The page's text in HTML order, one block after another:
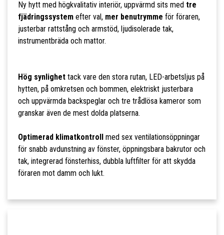
Ny hytt med högkvalitativ interiör, uppvärmd sits med tre
fjädringssystemefter val, mer benutrymme för föraren,
justerbar rattstång och armstöd, ljudisolerade tak,
instrumentbräda och mattor.
Hög synlighettack vare den stora rutan, LED-arbetsljus på
hytten, på omkretsen och bommen, elektriskt justerbara
och uppvärmda backspeglar och tre trådlösa kameror som
granskar även de mest dolda platserna.
Optimerad klimatkontroll
med sex ventilationsöppningar
för snabb avdunstning av fönster, öppningsbara bakrutor och
tak, integrerad fönsterhiss, dubbla luftfilter för att skydda
föraren mot damm och lukt.